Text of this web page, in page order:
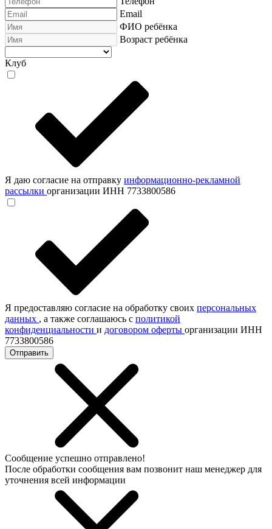
Email
ФИО ребёнка
Возраст ребёнка
Клуб
Я даю согласие на отправку информационно-рекламной
рассылки организации ИНН 7733800586
Я предоставляю согласие на обработку своих персональных
данных , а также соглашаюсь с политикой
конфиденциальности и договором оферты организации ИНН
7733800586
Отправить
Сообщение успешно отправлено!
После обработки сообщения вам позвонит наш менеджер для
уточнения всей информации